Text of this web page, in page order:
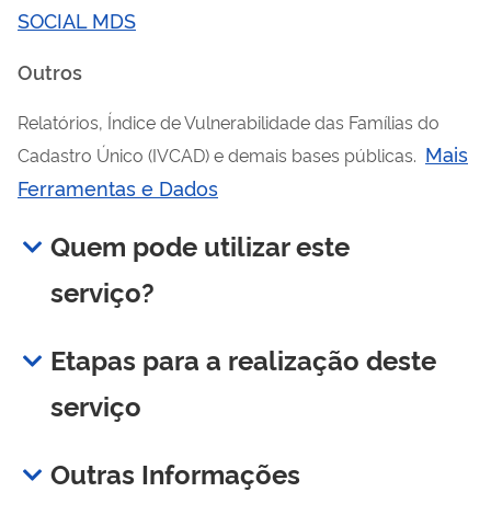
SOCIAL MDS
Outros
Relatórios, Índice de Vulnerabilidade das Famílias do
Cadastro Único (IVCAD) e demais bases públicas. Mais
Ferramentas e Dados
Quem pode utilizar este
serviço?
Etapas para a realização deste
serviço
Outras Informações